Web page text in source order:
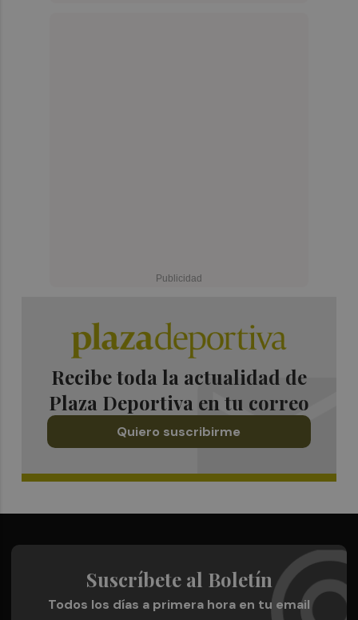
Recibe toda la actualidad de
Plaza Deportiva en tu correo
Quiero suscribirme
Suscríbete al Boletín
Todos los días a primera hora en tu email